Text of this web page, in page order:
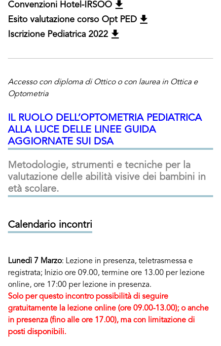
Convenzioni Hotel-IRSOO
Esito valutazione corso Opt PED
Iscrizione Pediatrica 2022
Accesso con diploma di Ottico o con laurea in Ottica e
Optometria
IL RUOLO DELL’OPTOMETRIA PEDIATRICA
ALLA LUCE DELLE LINEE GUIDA
AGGIORNATE SUI DSA
Metodologie, strumenti e tecniche per la
valutazione delle abilità visive dei bambini in
età scolare.
Calendario incontri
Lunedì 7 Marzo: Lezione in presenza, teletrasmessa e
registrata; Inizio ore 09.00, termine ore 13.00 per lezione
online, ore 17:00 per lezione in presenza.
Solo per questo incontro possibilità di seguire
gratuitamente la lezione online (ore 09.00-13.00); o anche
in presenza (fino alle ore 17.00), ma con limitazione di
posti disponibili.